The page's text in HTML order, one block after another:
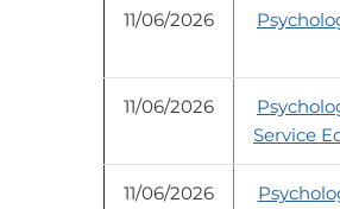
11/06/2026
11/06/2026
Service
11/06/2026